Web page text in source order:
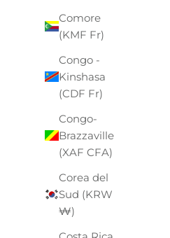
Comore
(KMF Fr)
Congo -
Kinshasa
(CDF Fr)
Congo-
Brazzaville
(XAF CFA)
Corea del
Sud (KRW
₩)